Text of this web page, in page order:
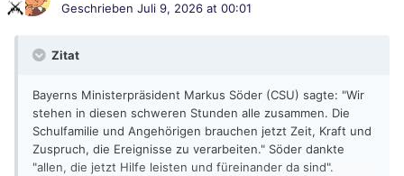
Geschrieben Juli 9, 2026 at 00:01
Zitat
Bayerns Ministerpräsident Markus Söder (CSU) sagte: "Wir
stehen in diesen schweren Stunden alle zusammen. Die
Schulfamilie und Angehörigen brauchen jetzt Zeit, Kraft und
Zuspruch, die Ereignisse zu verarbeiten." Söder dankte
"allen, die jetzt Hilfe leisten und füreinander da sind".